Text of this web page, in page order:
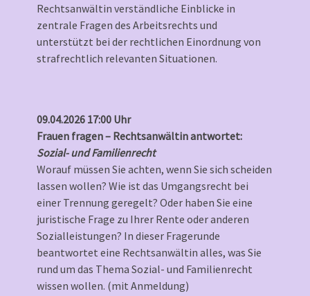
Rechtsanwältin verständliche Einblicke in
zentrale Fragen des Arbeitsrechts und
unterstützt bei der rechtlichen Einordnung von
strafrechtlich relevanten Situationen.
09.04.2026 17:00 Uhr
Frauen fragen – Rechtsanwältin antwortet:
Sozial- und Familienrecht
Worauf müssen Sie achten, wenn Sie sich scheiden
lassen wollen? Wie ist das Umgangsrecht bei
einer Trennung geregelt? Oder haben Sie eine
juristische Frage zu Ihrer Rente oder anderen
Sozialleistungen? In dieser Fragerunde
beantwortet eine Rechtsanwältin alles, was Sie
rund um das Thema Sozial- und Familienrecht
wissen wollen. (mit Anmeldung)